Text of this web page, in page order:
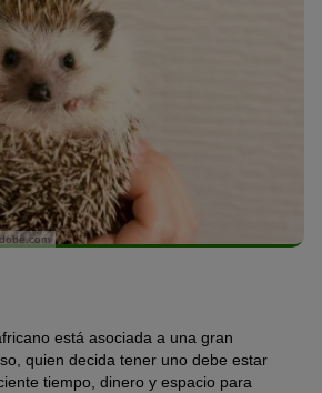
está asociada a una gran
quien decida tener uno debe estar
tiempo, dinero y espacio para